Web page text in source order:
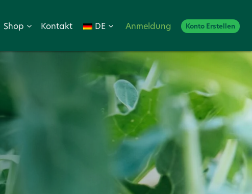
Shop Kontakt DE Anmeldung Konto Erstellen